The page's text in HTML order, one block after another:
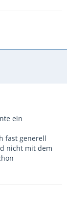
ein
fast generell
nicht mit dem